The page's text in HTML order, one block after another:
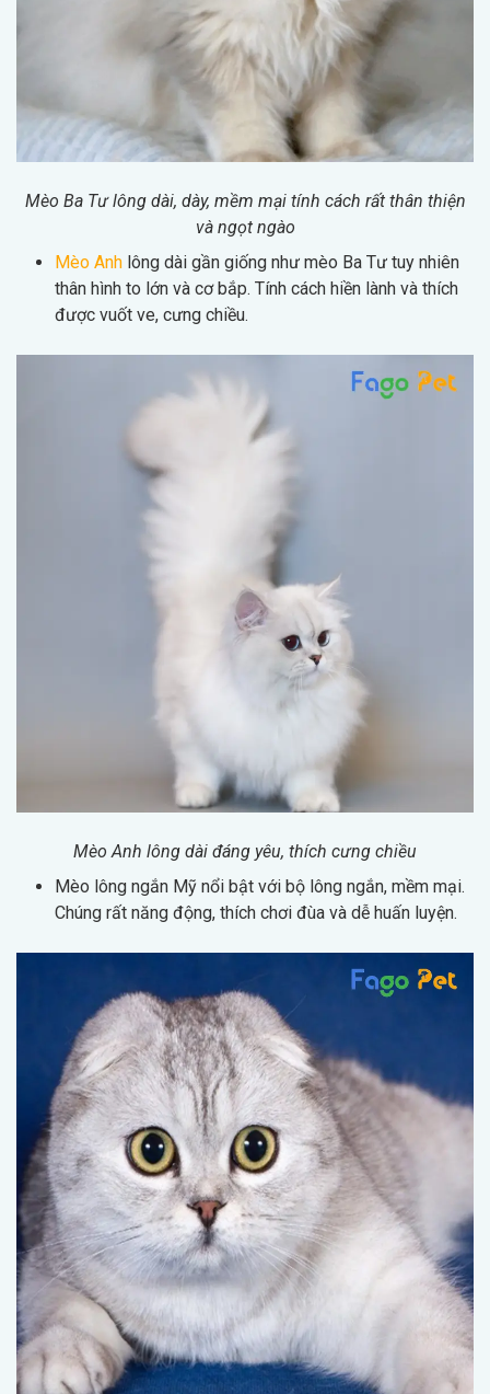
Mèo Ba Tư lông dài, dày, mềm mại tính cách rất thân thiện
và ngọt ngào
Mèo Anh lông dài gần giống như mèo Ba Tư tuy nhiên
thân hình to lớn và cơ bắp. Tính cách hiền lành và thích
được vuốt ve, cưng chiều.
Mèo Anh lông dài đáng yêu, thích cưng chiều
Mèo lông ngắn Mỹ nổi bật với bộ lông ngắn, mềm mại.
Chúng rất năng động, thích chơi đùa và dễ huấn luyện.